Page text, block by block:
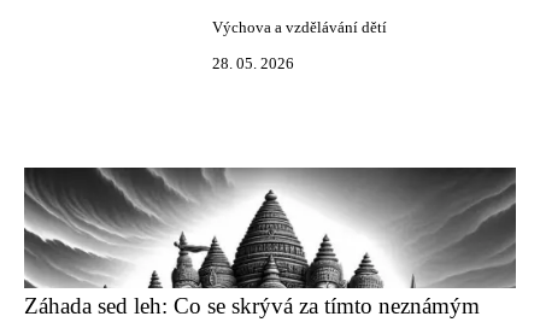
Výchova a vzdělávání dětí
28. 05. 2026
Záhada sed leh: Co se skrývá za tímto neznámým